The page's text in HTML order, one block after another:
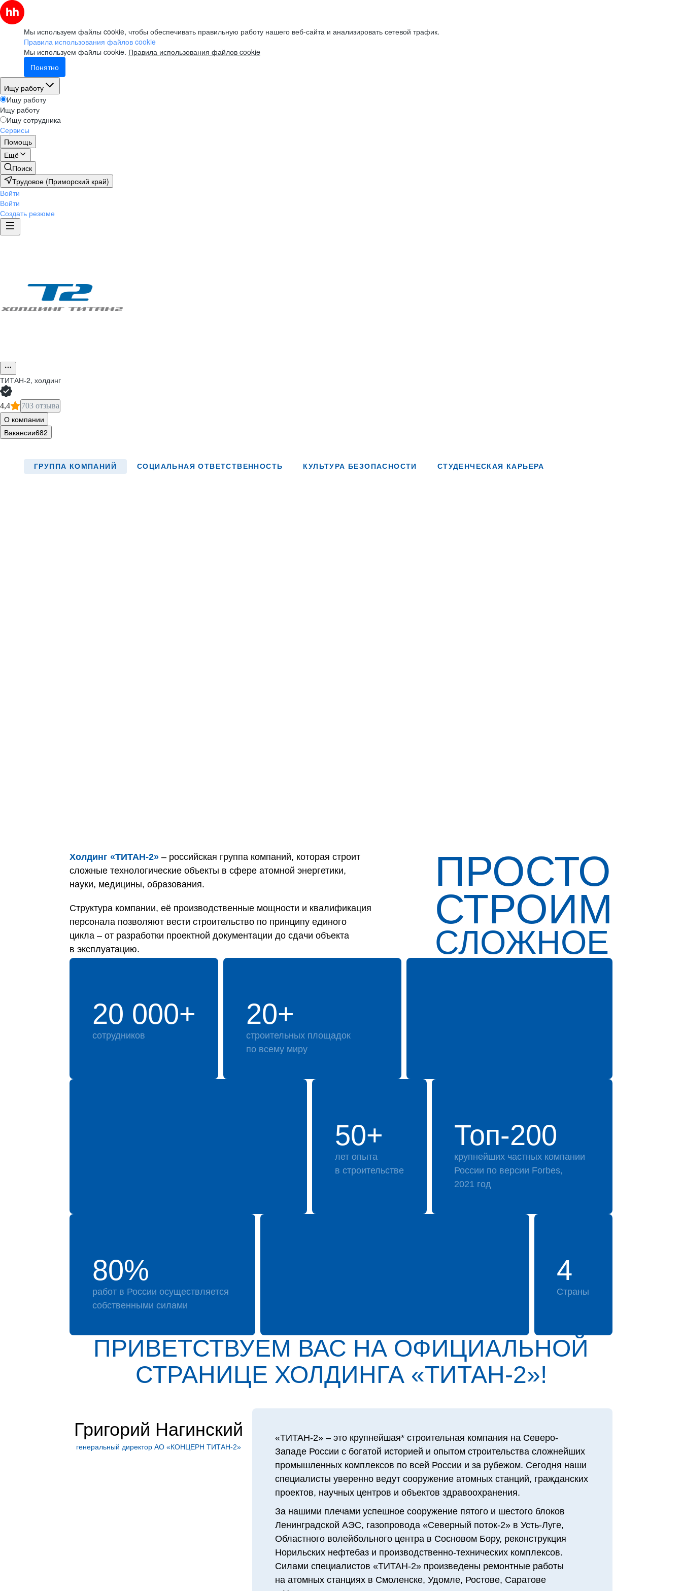
Мы используем файлы cookie, чтобы обеспечивать правильную работу нашего веб-сайта и анализировать сетевой трафик.
Правила использования файлов cookie
Мы используем файлы cookie. Правила использования файлов cookie
Понятно
Ищу работу
Ищу работу
Ищу работу
Ищу сотрудника
Сервисы
Помощь
Ещё
Поиск
Трудовое (Приморский край)
Войти
Войти
Создать резюме
ТИТАН-2, холдинг
4,4 703 отзыва
О компании
Вакансии682
ГРУППА КОМПАНИЙ СОЦИАЛЬНАЯ ОТВЕТСТВЕННОСТЬ КУЛЬТУРА БЕЗОПАСНОСТИ СТУДЕНЧЕСКАЯ КАРЬЕРА
Холдинг «ТИТАН‑2» – российская группа компаний, которая строит
сложные технологические объекты в сфере атомной энергетики,
науки, медицины, образования.
Структура компании, её производственные мощности и квалификация
персонала позволяют вести строительство по принципу единого
цикла – от разработки проектной документации до сдачи объекта
в эксплуатацию.
ПРОСТО
СТРОИМ
СЛОЖНОЕ
20 000+
сотрудников
20+
строительных площадок
по всему миру
50+
лет опыта
в строительстве
Топ-200
крупнейших частных компании
России по версии Forbes,
2021 год
80%
работ в России осуществляется
собственными силами
4
Страны
ПРИВЕТСТВУЕМ ВАС НА ОФИЦИАЛЬНОЙ
СТРАНИЦЕ ХОЛДИН­ГА «ТИТАН‑2»!
Григорий Нагинский
генеральный директор АО «КОНЦЕРН ТИТАН‑2»
«ТИТАН‑2» – это крупнейшая* строительная компания на Северо-
Западе России с богатой историей и опытом строительства сложнейших
промышленных комплексов по всей России и за рубежом. Сегодня наши
специалисты уверенно ведут сооружение атомных станций, гражданских
проектов, научных центров и объектов здравоохранения.
За нашими плечами успешное сооружение пятого и шестого блоков
Ленинградской АЭС, газопровода «Северный поток-2» в Усть-Луге,
Областного волейбольного центра в Сосновом Бору, реконструкция
Норильских нефтебаз и производственно-технических комплексов.
Силами специалистов «ТИТАН‑2» произведены ремонтные работы
на атомных станциях в Смоленске, Удомле, Ростове, Саратове